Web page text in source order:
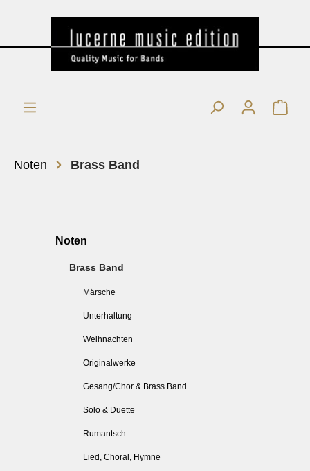
Noten Brass Band
Noten
Brass Band
Märsche
Unterhaltung
Weihnachten
Originalwerke
Gesang/Chor & Brass Band
Solo & Duette
Rumantsch
Lied, Choral, Hymne